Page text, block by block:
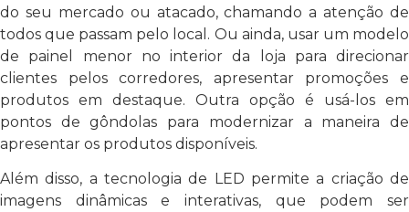
do seu mercado ou atacado, chamando a atenção de
todos que passam pelo local. Ou ainda, usar um modelo
de painel menor no interior da loja para direcionar
clientes pelos corredores, apresentar promoções e
produtos em destaque. Outra opção é usá-los em
pontos de gôndolas para modernizar a maneira de
apresentar os produtos disponíveis.
Além disso, a tecnologia de LED permite a criação de
imagens dinâmicas e interativas, que podem ser